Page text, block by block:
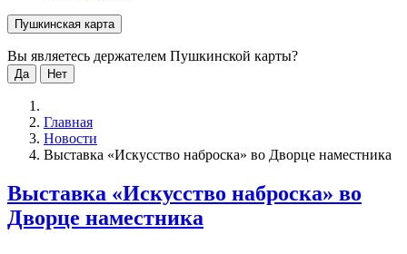
Пушкинская карта
Вы являетесь держателем Пушкинской карты?
Да Нет
Главная
Новости
Выставка «Искусство наброска» во Дворце наместника
Выставка «Искусство наброска» во
Дворце наместника